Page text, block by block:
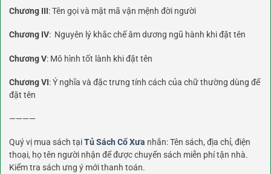
Chương III: Tên gọi và mật mã vận mệnh đời người
Chương IV: Nguyên lý khắc chế âm dương ngũ hành khi đặt tên
Chương V: Mô hình tốt lành khi đặt tên
Chương VI: Ý nghĩa và đặc trưng tính cách của chữ thường dùng để
đặt tên
————
Quý vị mua sách tạiTủ Sách Cổ Xưa nhắn: Tên sách, địa chỉ, điện
thoại, họ tên người nhận để được chuyển sách miễn phí tận nhà.
Kiểm tra sách ưng ý mới thanh toán.